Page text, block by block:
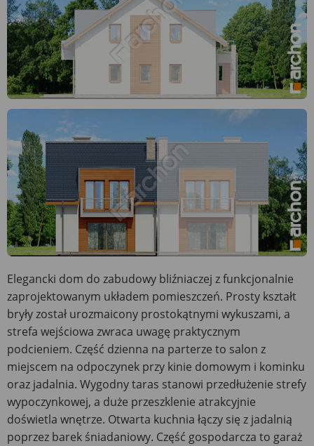
Elegancki dom do zabudowy bliźniaczej z funkcjonalnie
zaprojektowanym układem pomieszczeń. Prosty kształt
bryły został urozmaicony prostokątnymi wykuszami, a
strefa wejściowa zwraca uwagę praktycznym
podcieniem. Część dzienna na parterze to salon z
miejscem na odpoczynek przy kinie domowym i kominku
oraz jadalnia. Wygodny taras stanowi przedłużenie strefy
wypoczynkowej, a duże przeszklenie atrakcyjnie
doświetla wnętrze. Otwarta kuchnia łączy się z jadalnią
poprzez barek śniadaniowy. Część gospodarcza to garaż